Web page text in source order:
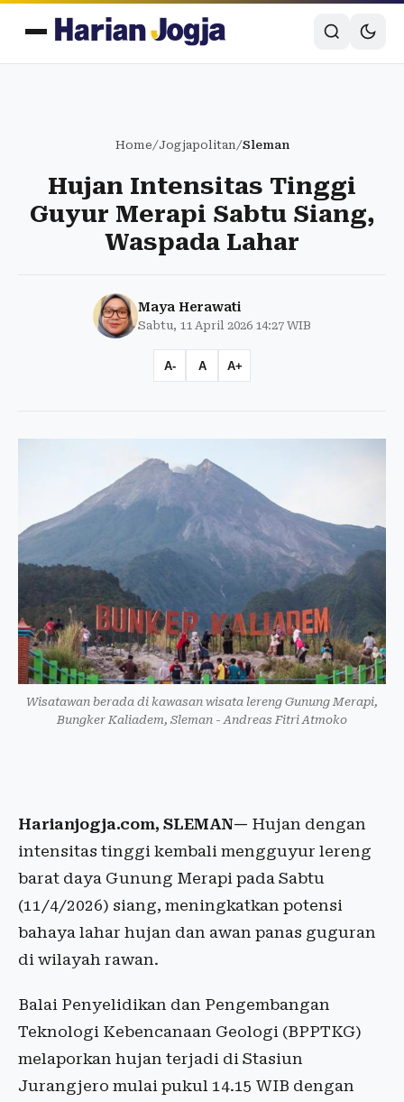
Home/Jogjapolitan/Sleman
Hujan Intensitas Tinggi
Guyur Merapi Sabtu Siang,
Waspada Lahar
Maya Herawati
Sabtu, 11 April 2026 14:27 WIB
A- A A+
Wisatawan berada di kawasan wisata lereng Gunung Merapi,
Bungker Kaliadem, Sleman - Andreas Fitri Atmoko
Harianjogja.com, SLEMAN— Hujan dengan
intensitas tinggi kembali mengguyur lereng
barat daya Gunung Merapi pada Sabtu
(11/4/2026) siang, meningkatkan potensi
bahaya lahar hujan dan awan panas guguran
di wilayah rawan.
Balai Penyelidikan dan Pengembangan
Teknologi Kebencanaan Geologi (BPPTKG)
melaporkan hujan terjadi di Stasiun
Jurangjero mulai pukul 14.15 WIB dengan